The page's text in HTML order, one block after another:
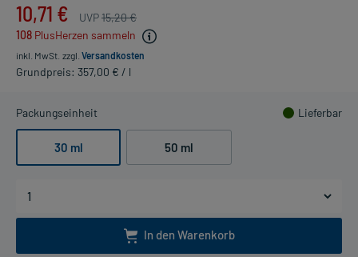
10,71 € UVP15,20 €
108 PlusHerzen sammeln
inkl. MwSt. zzgl. Versandkosten
Grundpreis: 357,00 € / l
Packungseinheit Lieferbar
30 ml 50 ml
In den Warenkorb